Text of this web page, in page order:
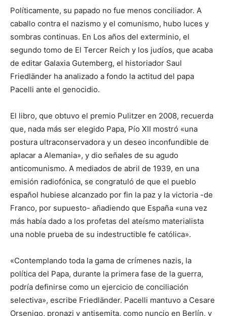
Políticamente, su papado no fue menos conciliador. A
caballo contra el nazismo y el comunismo, hubo luces y
sombras continuas. En Los años del exterminio, el
segundo tomo de El Tercer Reich y los judíos, que acaba
de editar Galaxia Gutemberg, el historiador Saul
Friedländer ha analizado a fondo la actitud del papa
Pacelli ante el genocidio.
El libro, que obtuvo el premio Pulitzer en 2008, recuerda
que, nada más ser elegido Papa, Pío XII mostró «una
postura ultraconservadora y un deseo inconfundible de
aplacar a Alemania», y dio señales de su agudo
anticomunismo. A mediados de abril de 1939, en una
emisión radiofónica, se congratuló de que el pueblo
español hubiese alcanzado por fin la paz y la victoria -de
Franco, por supuesto- añadiendo que España «una vez
más había dado a los profetas del ateísmo materialista
una noble prueba de su indestructible fe católica».
«Contemplando toda la gama de crímenes nazis, la
política del Papa, durante la primera fase de la guerra,
podría definirse como un ejercicio de conciliación
selectiva», escribe Friedländer. Pacelli mantuvo a Cesare
Orsenigo, pronazi y antisemita, como nuncio en Berlín, y